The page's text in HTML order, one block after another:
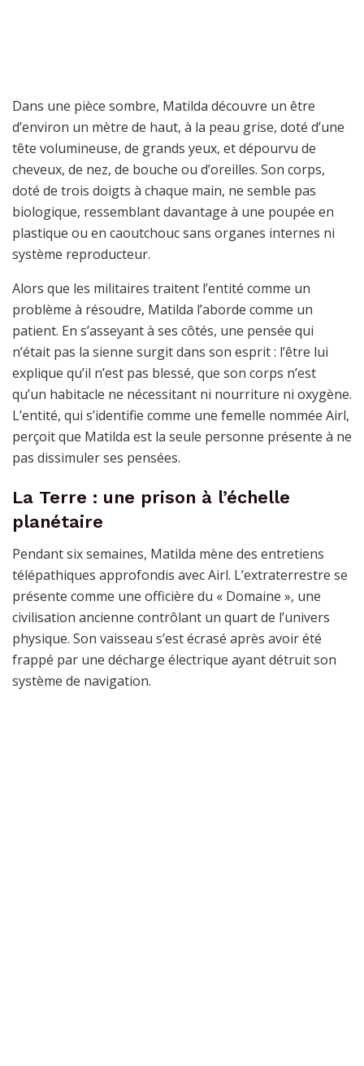
Dans une pièce sombre, Matilda découvre un être
d’environ un mètre de haut, à la peau grise, doté d’une
tête volumineuse, de grands yeux, et dépourvu de
cheveux, de nez, de bouche ou d’oreilles. Son corps,
doté de trois doigts à chaque main, ne semble pas
biologique, ressemblant davantage à une poupée en
plastique ou en caoutchouc sans organes internes ni
système reproducteur.
Alors que les militaires traitent l’entité comme un
problème à résoudre, Matilda l’aborde comme un
patient. En s’asseyant à ses côtés, une pensée qui
n’était pas la sienne surgit dans son esprit : l’être lui
explique qu’il n’est pas blessé, que son corps n’est
qu’un habitacle ne nécessitant ni nourriture ni oxygène.
L’entité, qui s’identifie comme une femelle nommée Airl,
perçoit que Matilda est la seule personne présente à ne
pas dissimuler ses pensées.
La Terre : une prison à l’échelle
planétaire
Pendant six semaines, Matilda mène des entretiens
télépathiques approfondis avec Airl. L’extraterrestre se
présente comme une officière du « Domaine », une
civilisation ancienne contrôlant un quart de l’univers
physique. Son vaisseau s’est écrasé après avoir été
frappé par une décharge électrique ayant détruit son
système de navigation.